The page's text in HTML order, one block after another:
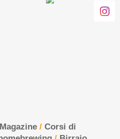
Magazine / Corsi di